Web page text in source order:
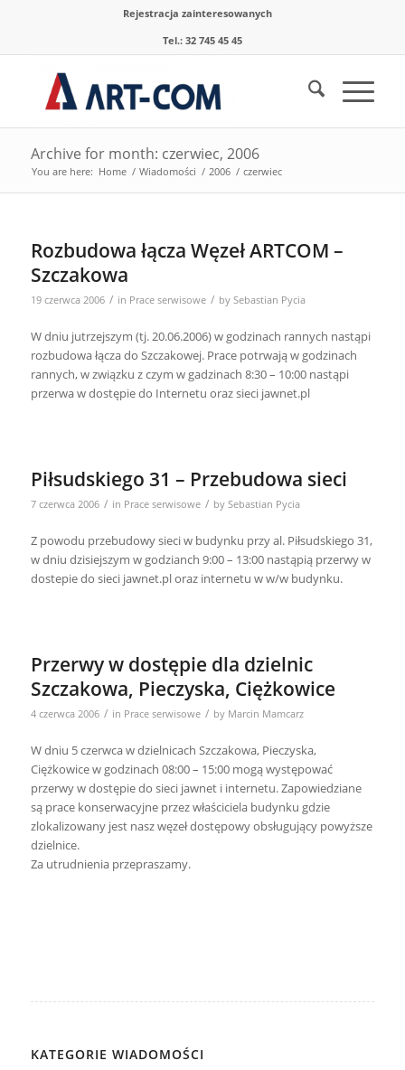
Rejestracja zainteresowanych
Tel.: 32 745 45 45
Archive for month: czerwiec, 2006
You are here: Home / Wiadomości / 2006 / czerwiec
Rozbudowa łącza Węzeł ARTCOM –
Szczakowa
19 czerwca 2006 / in Prace serwisowe / by Sebastian Pycia
W dniu jutrzejszym (tj. 20.06.2006) w godzinach rannych nastąpi
rozbudowa łącza do Szczakowej. Prace potrwają w godzinach
rannych, w związku z czym w gadzinach 8:30 – 10:00 nastąpi
przerwa w dostępie do Internetu oraz sieci jawnet.pl
Piłsudskiego 31 – Przebudowa sieci
7 czerwca 2006 / in Prace serwisowe / by Sebastian Pycia
Z powodu przebudowy sieci w budynku przy al. Piłsudskiego 31,
w dniu dzisiejszym w godzianch 9:00 – 13:00 nastąpią przerwy w
dostepie do sieci jawnet.pl oraz internetu w w/w budynku.
Przerwy w dostępie dla dzielnic
Szczakowa, Pieczyska, Ciężkowice
4 czerwca 2006 / in Prace serwisowe / by Marcin Mamcarz
W dniu 5 czerwca w dzielnicach Szczakowa, Pieczyska,
Ciężkowice w godzinach 08:00 – 15:00 mogą występować
przerwy w dostępie do sieci jawnet i internetu. Zapowiedziane
są prace konserwacyjne przez właściciela budynku gdzie
zlokalizowany jest nasz węzeł dostępowy obsługujący powyższe
dzielnice.
Za utrudnienia przepraszamy.
KATEGORIE WIADOMOŚCI